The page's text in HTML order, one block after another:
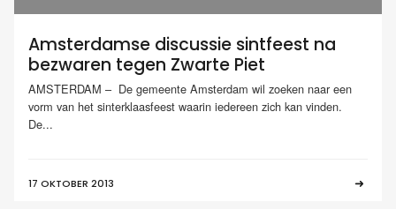
Amsterdamse discussie sintfeest na
bezwaren tegen Zwarte Piet
AMSTERDAM – De gemeente Amsterdam wil zoeken naar een
vorm van het sinterklaasfeest waarin iedereen zich kan vinden.
De...
17 OKTOBER 2013